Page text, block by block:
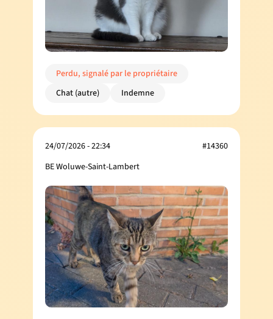
Perdu, signalé par le propriétaire
Chat (autre)
Indemne
24/07/2026 - 22:34
BE Woluwe-Saint-Lambert
#14360